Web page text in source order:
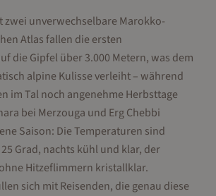
zwei unverwechselbare Marokko-
Atlas fallen die ersten
die Gipfel über 3.000 Metern, was dem
alpine Kulisse verleiht – während
im Tal noch angenehme Herbsttage
bei Merzouga und Erg Chebbi
Saison: Die Temperaturen sind
Grad, nachts kühl und klar, der
Hitzeflimmern kristallklar.
sich mit Reisenden, die genau diese